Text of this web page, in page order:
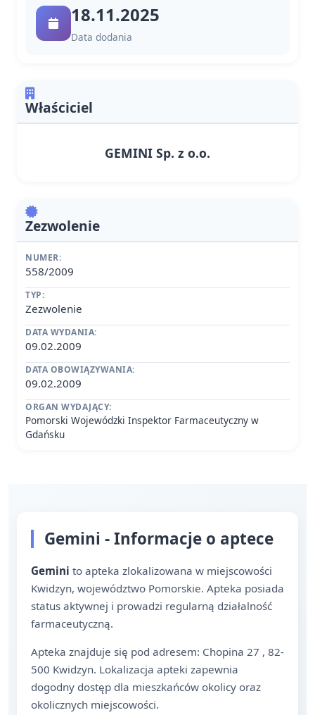
18.11.2025
Data dodania
Właściciel
GEMINI Sp. z o.o.
Zezwolenie
NUMER:
558/2009
TYP:
Zezwolenie
DATA WYDANIA:
09.02.2009
DATA OBOWIĄZYWANIA:
09.02.2009
ORGAN WYDAJĄCY:
Pomorski Wojewódzki Inspektor Farmaceutyczny w
Gdańsku
Gemini - Informacje o aptece
Gemini to apteka zlokalizowana w miejscowości
Kwidzyn, województwo Pomorskie. Apteka posiada
status aktywnej i prowadzi regularną działalność
farmaceutyczną.
Apteka znajduje się pod adresem: Chopina 27 , 82-
500 Kwidzyn. Lokalizacja apteki zapewnia
dogodny dostęp dla mieszkańców okolicy oraz
okolicznych miejscowości.